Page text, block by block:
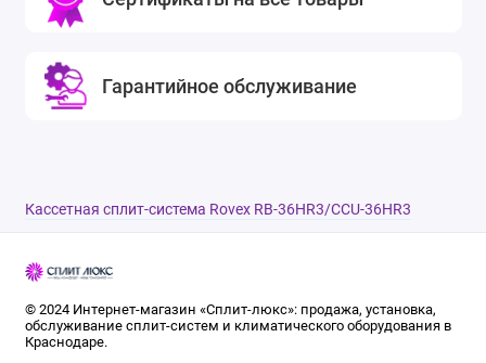
Гарантийное обслуживание
Кассетная сплит-система Rovex RB-36HR3/CCU-36HR3
© 2024 Интернет-магазин «Сплит-люкс»: продажа, установка,
обслуживание сплит-систем и климатического оборудования в
Краснодаре.